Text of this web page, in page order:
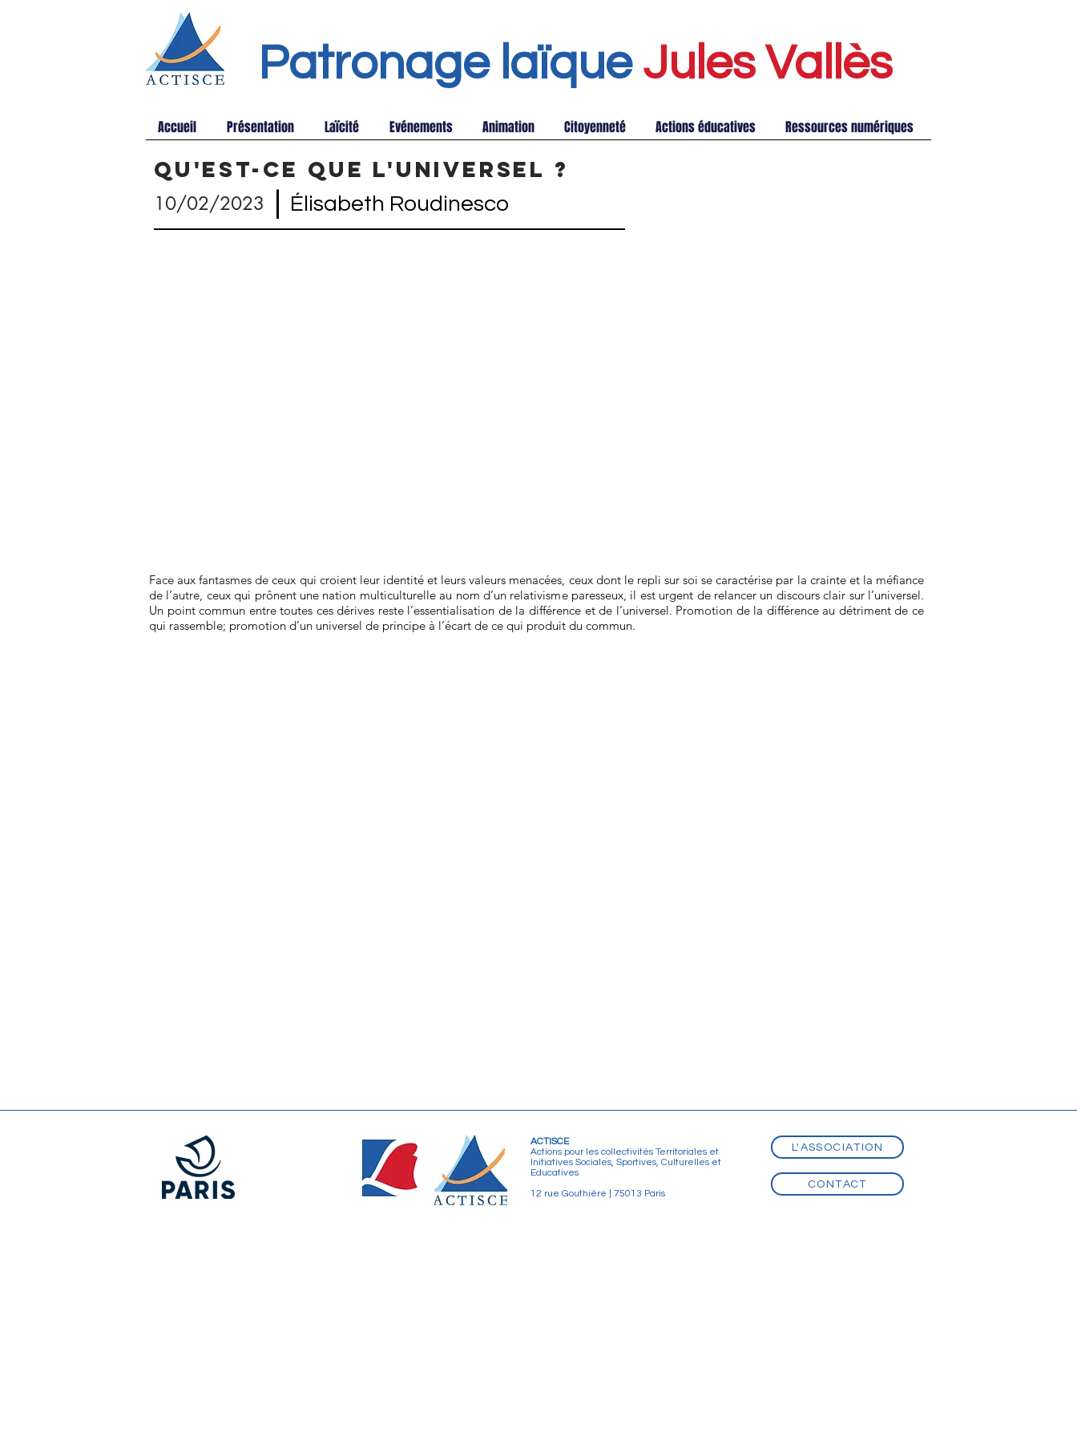
Patronage laïque Jules Vallès
Accueil Présentation Laïcité Evénements Animation Citoyenneté Actions éducatives Ressources numériques
Qu'est-ce que l'universel ?
10/02/2023 Élisabeth Roudinesco
Face aux fantasmes de ceux qui croient leur identité et leurs valeurs menacées, ceux dont le repli sur soi se caractérise par la crainte et la méfiance
de l’autre, ceux qui prônent une nation multiculturelle au nom d’un relativisme paresseux, il est urgent de relancer un discours clair sur l’universel.
Un point commun entre toutes ces dérives reste l’essentialisation de la différence et de l’universel. Promotion de la différence au détriment de ce
qui rassemble; promotion d’un universel de principe à l’écart de ce qui produit du commun.
ACTISCE
Actions pour les collectivités Territoriales et
Initiatives Sociales, Sportives, Culturelles et
Educatives
12 rue Gouthière | 75013 Paris
L'ASSOCIATION
CONTACT